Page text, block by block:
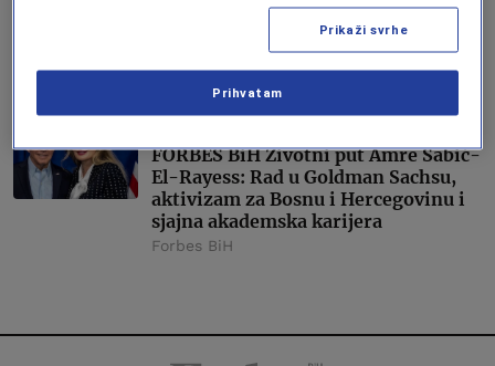
Bihać obara rekorde: Sa 125.000
gostiju iz 124 zemlje postaje
regionalni brend bh. turizma
FORBES BiH Životni put Amre Šabić-
El-Rayess: Rad u Goldman Sachsu,
aktivizam za Bosnu i Hercegovinu i
sjajna akademska karijera
Forbes BiH
Prikaži svrhe
Prihvatam